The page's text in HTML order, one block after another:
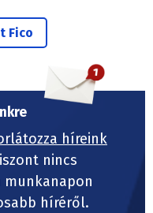
Fico
híreink
nincs
munkanapon
híréről.